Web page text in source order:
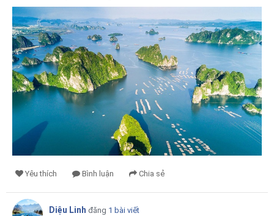
Yêu thích Bình luận Chia sẻ
Diệu Linh đăng 1 bài viết